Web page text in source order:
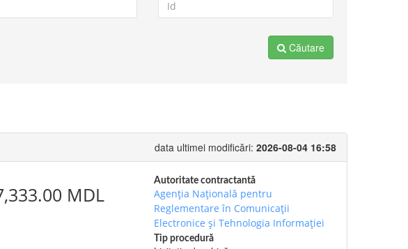
Căutare
data ultimei modificări: 2026-08-04 16:58
MDL
Autoritate contractantă
Agenția Națională pentru
Reglementare în Comunicații
Electronice și Tehnologia Informației
Tip procedură